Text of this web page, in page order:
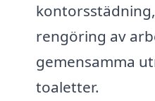
rengöring av
gemensamma
toaletter.